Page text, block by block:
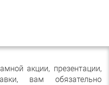
акции, презентации,
вам обязательно